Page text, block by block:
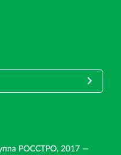
РОССТРО, 2017 —